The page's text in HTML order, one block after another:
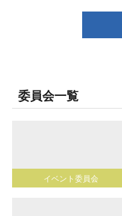
委員会一覧
イベント委員会